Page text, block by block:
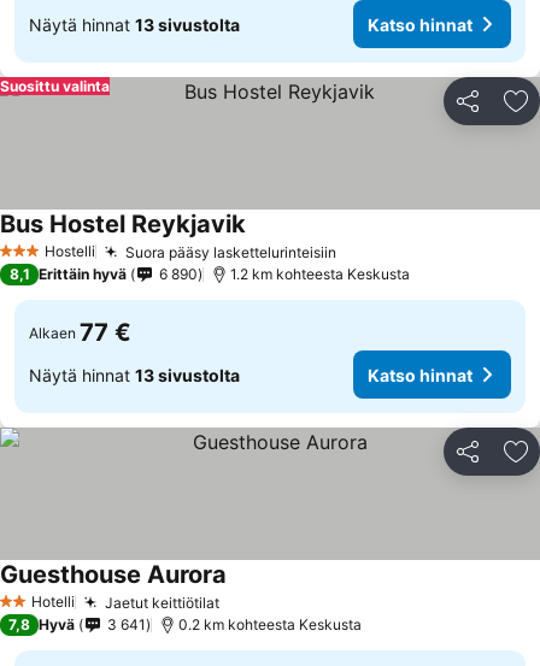
Näytä hinnat 13 sivustolta Katso hinnat
Jaa
Suosittu valinta
3 Tähtiluokitus
Hostelli Suora pääsy laskettelurinteisiin
Bus Hostel Reykjavik
8,1 Erittäin hyvä 6 890 1.2 km kohteesta Keskusta
Alkaen 77 €
Näytä hinnat 13 sivustolta Katso hinnat
Jaa
2 Tähtiluokitus
Hotelli Jaetut keittiötilat
Guesthouse Aurora
7,8 Hyvä 3 641 0.2 km kohteesta Keskusta